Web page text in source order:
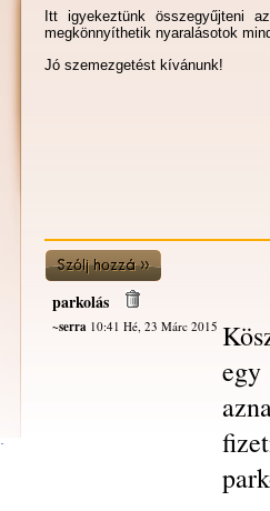
Itt igyekeztünk összegyűjteni
megkönnyíthetik nyaralásotok
Jó szemezgetést kívánunk!
parkolás
~serra10:41 Hé, 23 Márc 2015